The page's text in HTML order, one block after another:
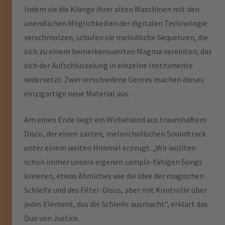
Indem sie die Klänge ihrer alten Maschinen mit den
unendlichen Möglichkeiten der digitalen Technologie
verschmolzen, schufen sie melodische Sequenzen, die
sich zu einem bemerkenswerten Magma vereinten, das
sich der Aufschlüsselung in einzelne Instrumente
widersetzt. Zwei verschiedene Genres machen dieses
einzigartige neue Material aus.
Am einen Ende liegt ein Wirbelwind aus traumhaftem
Disco, der einen zarten, melancholischen Soundtrack
unter einem weiten Himmel erzeugt. „Wir wollten
schon immer unsere eigenen sample-fähigen Songs
kreieren, etwas Ähnliches wie die Idee der magischen
Schleife und des Filter-Disco, aber mit Kontrolle über
jedes Element, das die Schleife ausmacht”, erklärt das
Duo von Justice.